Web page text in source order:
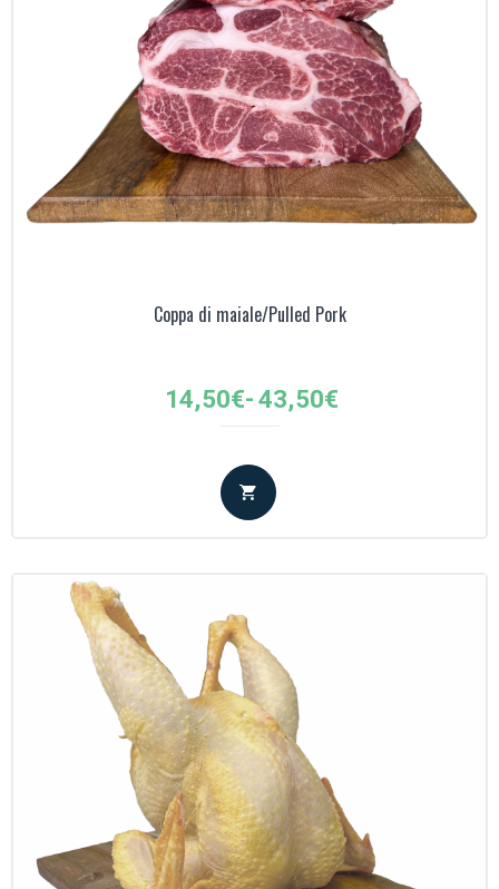
Coppa di maiale/Pulled Pork
14,50€-43,50€
Fascia
prezzo:
da
14,50€